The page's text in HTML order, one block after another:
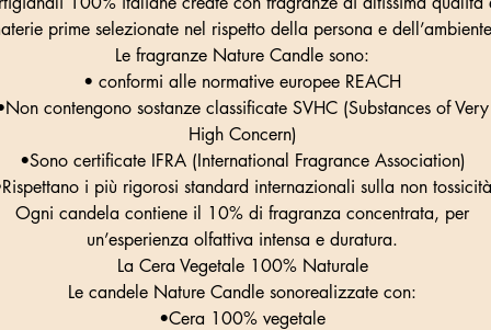
prime selezionate nel rispetto della persona e
Le fragranze Nature Candle sono:
• conformi alle normative europee REACH
contengono sostanze classificate SVHC (Substances of Very
High Concern)
•Sono certificate IFRA (International Fragrance Association)
i più rigorosi standard internazionali sulla non tossicità
Ogni candela contiene il 10% di fragranza concentrata, per
un’esperienza olfattiva intensa e duratura.
La Cera Vegetale 100% Naturale
Le candele Nature Candle sonorealizzate con:
•Cera 100% vegetale